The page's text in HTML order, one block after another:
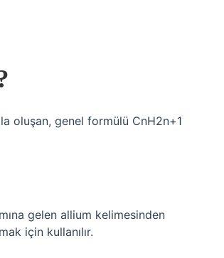
oluşan, genel formülü CnH2n+1
gelen allium kelimesinden
için kullanılır.